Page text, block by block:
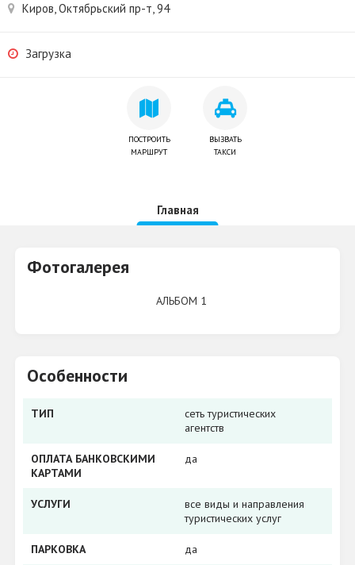
Киров, Октябрьский пр-т, 94
Загрузка
ПОСТРОИТЬ
МАРШРУТ
ВЫЗВАТЬ
ТАКСИ
Главная
Фотогалерея
АЛЬБОМ 1
Особенности
ТИП
сеть туристических
агентств
ОПЛАТА БАНКОВСКИМИ
КАРТАМИ
да
УСЛУГИ
все виды и направления
туристических услуг
ПАРКОВКА да